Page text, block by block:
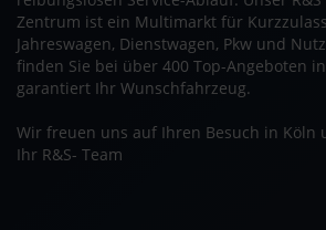
Zentrum ist ein Multimarkt für
Jahreswagen, Dienstwagen, Pkw und
finden Sie bei über 400 Top-Angeboten
garantiert Ihr Wunschfahrzeug.
Wir freuen uns auf Ihren Besuch in Köln
Ihr R&S- Team